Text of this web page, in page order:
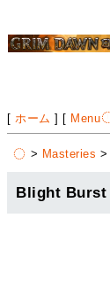
[ ホーム ] [ Menu
> Masteries >
Blight Burst